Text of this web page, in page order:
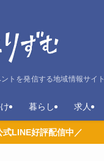
トを発信する地域情報サイト
暮らし 求人
式LINE好評配信中／